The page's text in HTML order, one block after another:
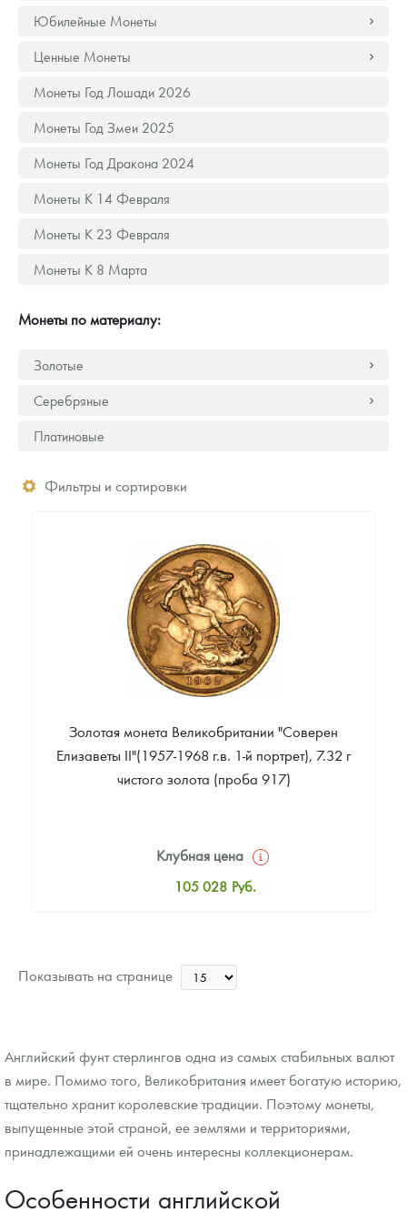
Золотая карманная галерея
Наборы подарочных и коллекционных монет
Монеты и жетоны из недрагоценных металлов
Книги по нумизматике
Юбилейные Монеты
Ценные Монеты
Монеты Год Лошади 2026
Монеты Год Змеи 2025
Монеты Год Дракона 2024
Монеты К 14 Февраля
Монеты К 23 Февраля
Монеты К 8 Марта
Монеты по материалу:
Золотые
Серебряные
Платиновые
Фильтры и сортировки
Золотая монета Великобритании "Соверен
Елизаветы II"(1957-1968 г.в. 1-й портрет), 7.32 г
чистого золота (проба 917)
Клубная цена
105 028 Руб.
Цена выкупа
84 897 Руб.
Показывать на странице
Английский фунт стерлингов одна из самых стабильных валют
в мире. Помимо того, Великобритания имеет богатую историю,
тщательно хранит королевские традиции. Поэтому монеты,
выпущенные этой страной, ее землями и территориями,
принадлежащими ей очень интересны коллекционерам.
Особенности английской